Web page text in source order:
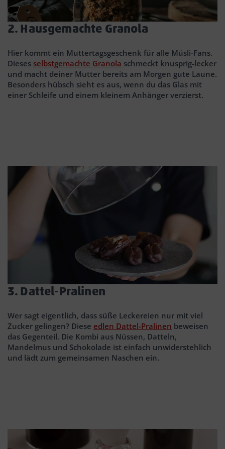
2. Hausgemachte Granola
Hier kommt ein Muttertagsgeschenk für alle Müsli-Fans.
Dieses selbstgemachte Granola schmeckt knusprig-lecker
und macht deiner Mutter bereits am Morgen gute Laune.
Besonders hübsch sieht es aus, wenn du das Glas mit
einer Schleife und einem kleinem Anhänger verzierst.
3. Dattel-Pralinen
Wer sagt eigentlich, dass süße Leckereien nur mit viel
Zucker gelingen? Diese edlen Dattel-Pralinen beweisen
das Gegenteil. Die Kombi aus Nüssen, Datteln,
Mandelmus und Schokolade ist einfach unwiderstehlich
und lädt zum gemeinsamen Naschen ein.